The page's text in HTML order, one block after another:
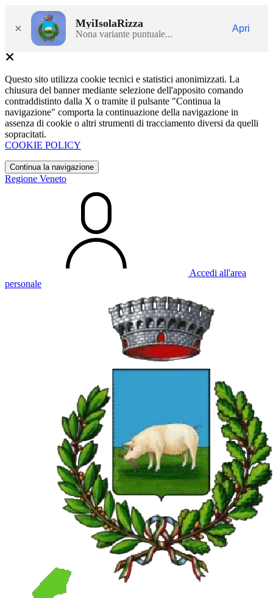
× MyiIsolaRizza
Nona variante puntuale...
Apri
Questo sito utilizza cookie tecnici e statistici anonimizzati. La
chiusura del banner mediante selezione dell'apposito comando
contraddistinto dalla X o tramite il pulsante "Continua la
navigazione" comporta la continuazione della navigazione in
assenza di cookie o altri strumenti di tracciamento diversi da quelli
sopracitati.
COOKIE POLICY
Continua la navigazione
Regione Veneto
Accedi all'area
personale